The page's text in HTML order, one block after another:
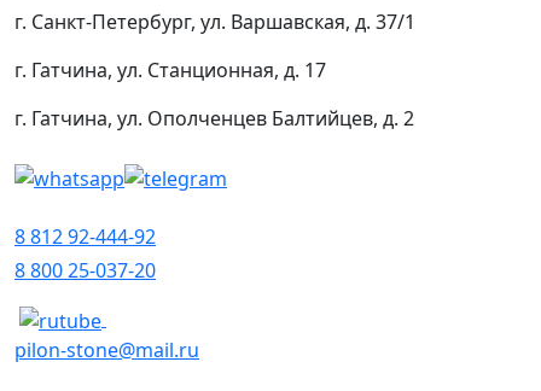
г. Санкт-Петербург, ул. Варшавская, д. 37/1
г. Гатчина, ул. Станционная, д. 17
г. Гатчина, ул. Ополченцев Балтийцев, д. 2
8 812 92-444-92
8 800 25-037-20
pilon-stone@mail.ru